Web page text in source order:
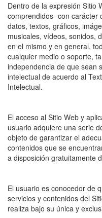
Dentro de la expresión Sitio
comprendidos -con carácter
datos, textos, gráficos,
musicales, vídeos, sonidos,
en el mismo y en general,
cualquier medio o soporte,
independencia de que sean
intelectual de acuerdo al
Intelectual.
El acceso al Sitio Web y
usuario adquiere una serie
objeto de garantizar el
contenidos que se
a disposición gratuitamente
El usuario es conocedor de
servicios y contenidos del
realiza bajo su única y